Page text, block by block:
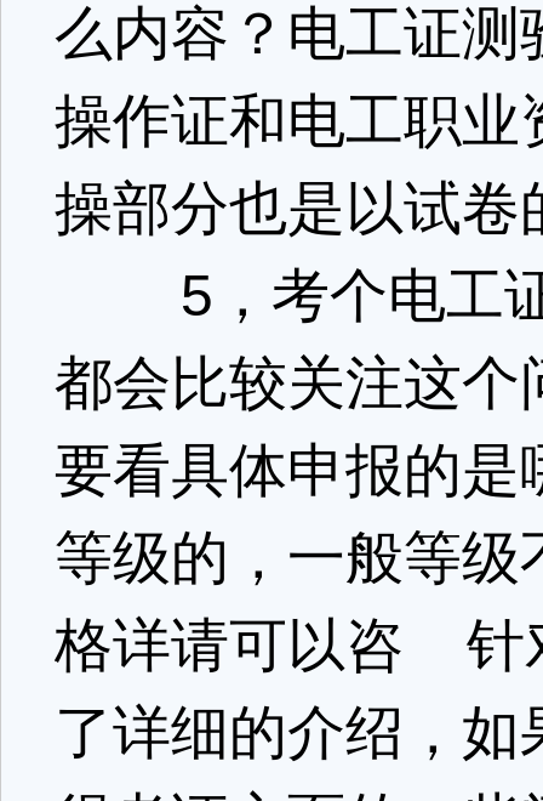
么内容？电工证
操作证和电工职
操部分也是以试卷
5，考个电工证
都会比较关注这
要看具体申报的
等级的，一般等
格详请可以咨 针
了详细的介绍，